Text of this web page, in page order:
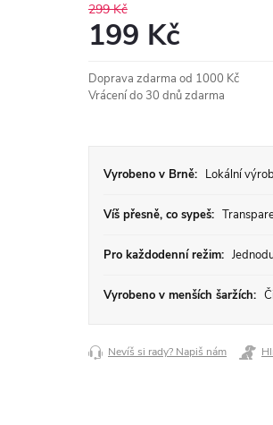
299 Kč
199 Kč
cena:
Doprava zdarma od 1000 Kč
Vrácení do 30 dnů zdarma
Vyrobeno v Brně: Lokální
Víš přesně, co sypeš:
Pro každodenní režim:
Vyrobeno v menších šaržích:
Nevíš si rady? Napiš nám